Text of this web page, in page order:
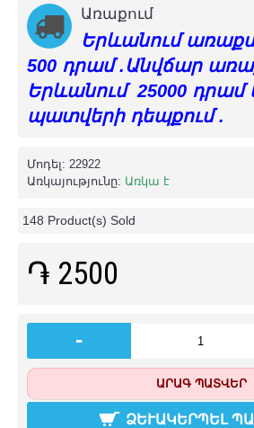
Առաքում
Երևանում
500 դրամ .Անվճար
Երևանում 25000 դրամ
պատվերի դեպքում .
Մոդել: 22922
Առկայությունը: Առկա է
148 Product(s) Sold
֏ 2500
-
ԱՐԱԳ ՊԱՏՎԵՐ
ՁԵՒԱԿԵՐՊԵԼ